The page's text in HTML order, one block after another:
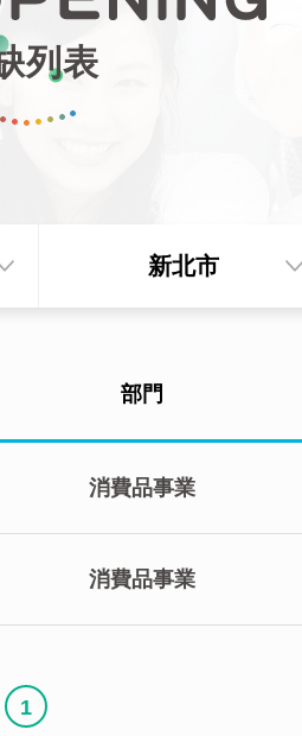
列表
新北市
部門
消費品事業
消費品事業
1